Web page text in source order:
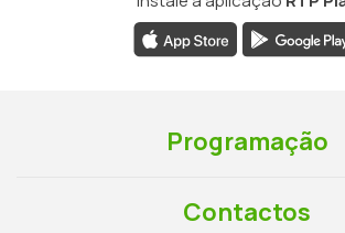
Programação
Contactos